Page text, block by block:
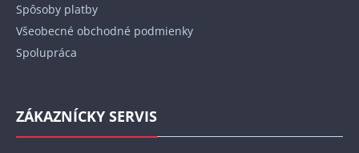
Spôsoby platby
Všeobecné obchodné podmienky
Spolupráca
ZÁKAZNÍCKY SERVIS